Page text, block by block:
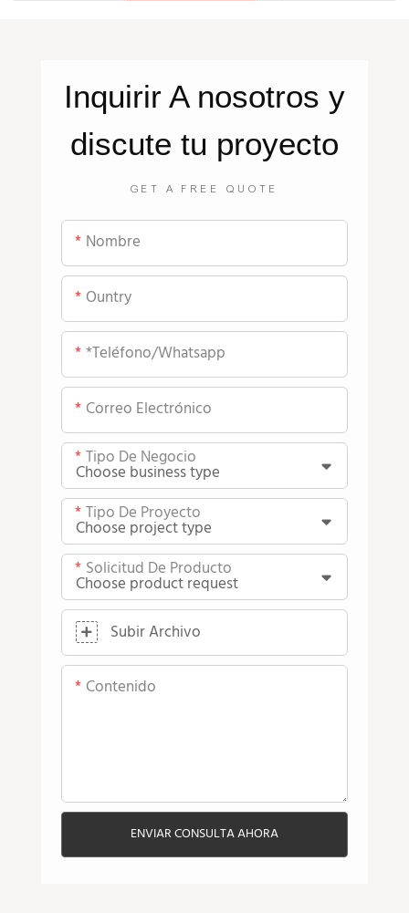
Inquirir A nosotros y
discute tu proyecto
GET A FREE QUOTE
Nombre
Ountry
*teléfono/whatsapp
Correo Electrónico
Tipo De Negocio
Tipo De Proyecto
Solicitud De Producto
Subir Archivo
Contenido
ENVIAR CONSULTA AHORA